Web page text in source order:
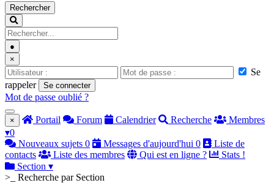
Rechercher
●
×
Se
rappeler
Se connecter
Mot de passe oublié ?
× Portail Forum Calendrier Recherche
Membres
▾0
Nouveaux sujets 0 Messages d'aujourd'hui 0
Liste de
contacts
Liste des membres Qui est en ligne ?
Stats !
Section ▾
>_ Recherche par Section